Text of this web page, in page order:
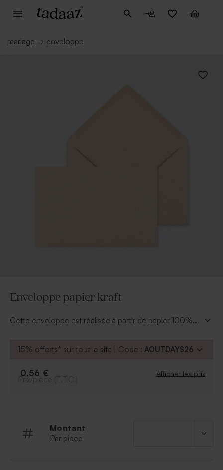
mariage → enveloppe
Enveloppe papier kraft
Cette enveloppe est réalisée à partir de papier 100%
coordonnées de destinataires avec plaisir et écologie.
15% offerts* sur tout le site | Code : AOUTDAYS26
0,56 € Afficher les prix
Montant
Par pièce